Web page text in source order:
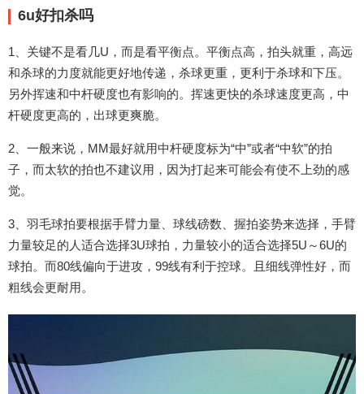
6u好扣杀吗
1、关键不是看几U，而是看平衡点。平衡点高，拍头就重，高远
和杀球的力度就能更好地传递，杀球更重，更利于杀球和下压。
另外挥速和中杆硬度也有影响的。挥速更快的杀球速度更高，中
杆硬度更高的，出球更爽脆。
2、一般来说，MM最好就用中杆硬度标为“中”或者“中软”的拍
子，而太软的拍也不建议用，因为打起来可能会有使不上劲的感
觉。
3、羽毛球拍要根据手臂力量、球线磅数、握拍姿势来选择，手臂
力量较足的人适合选择3U球拍，力量较小的适合选择5U～6U的
球拍。而80线偏向于进攻，99线有利于控球。且细线弹性好，而
粗线会更耐用。